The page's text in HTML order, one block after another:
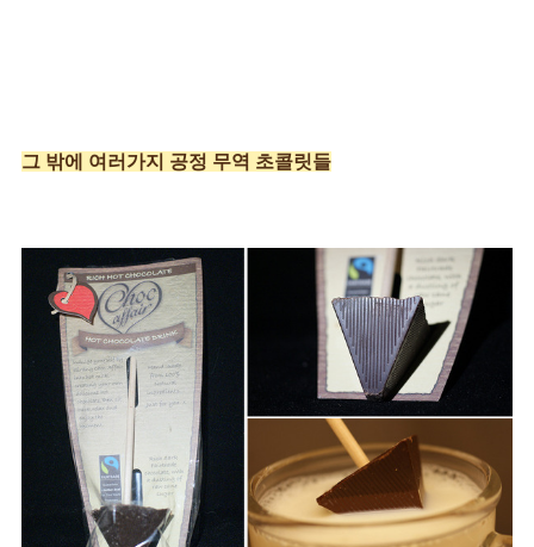
그 밖에 여러가지 공정 무역 초콜릿들